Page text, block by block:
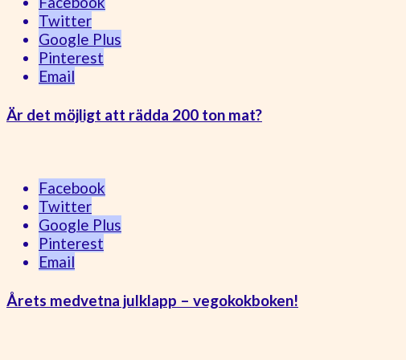
Twitter
Google Plus
Pinterest
Email
Är det möjligt att rädda 200 ton mat?
Facebook
Twitter
Google Plus
Pinterest
Email
Årets medvetna julklapp – vegokokboken!